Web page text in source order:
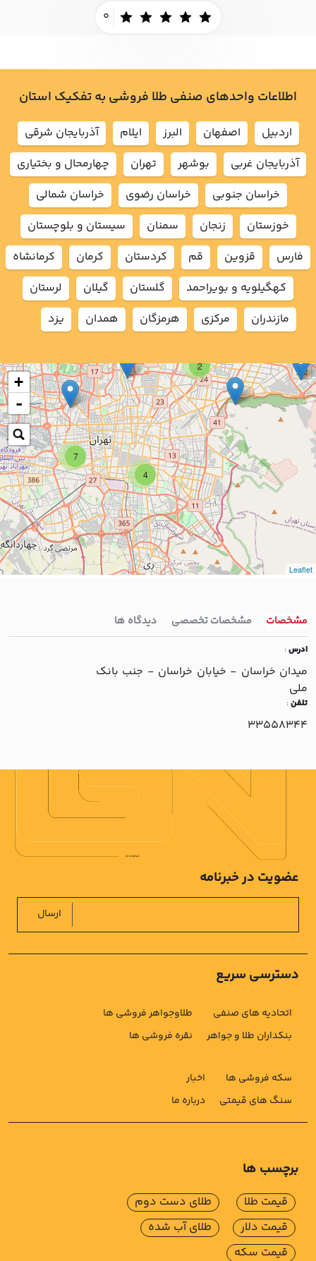
0
7
2
4
+
-
Leaflet
اطلاعات واحدهای صنفی طلا فروشی به تفکیک استان
اردبيل اصفهان البرز ايلام
آذربايجان شرقي
آذربايجان غربي
بوشهر تهران
چهارمحال و بختياري
خراسان جنوبي
خراسان رضوي
خراسان شمالي
خوزستان
زنجان سمنان
سيستان و بلوچستان
فارس
قزوين قم كردستان كرمان
كرمانشاه
كهگيلويه و بويراحمد
گلستان گيلان
لرستان
مازندران
مركزي هرمزگان همدان يزد
مشخصات مشخصات تخصصی دیدگاه ها
ادرس:
ميدان خراسان - خيابان خراسان - جنب بانک
ملي
تلفن:
33558344
دسترسی سریع
اتحادیه های صنفی
بنکداران طلا و جواهر
طلاوجواهر فروشی ها
نقره فروشی ها
سکه فروشی ها
سنگ های قیمتی
اخبار
درباره ما
عضویت در خبرنامه
ارسال
برچسب ها
قیمت طلا
قیمت دلار
قیمت سکه
طلای دست دوم
طلای آب شده